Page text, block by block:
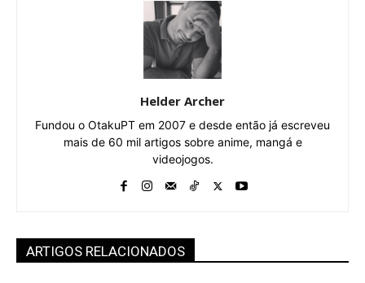
Helder Archer
Fundou o OtakuPT em 2007 e desde então já escreveu
mais de 60 mil artigos sobre anime, mangá e
videojogos.
ARTIGOS RELACIONADOS